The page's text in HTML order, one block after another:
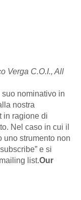
Verga C.O.I., All
suo nominativo in
nostra
in ragione di
Nel caso in cui il
uno strumento non
e si
list.Our